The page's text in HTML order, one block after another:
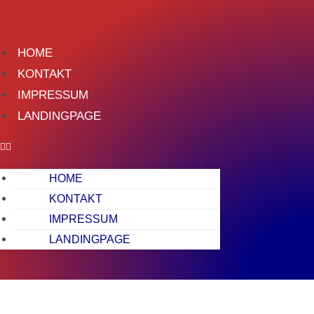
HOME
KONTAKT
IMPRESSUM
LANDINGPAGE
HOME
KONTAKT
IMPRESSUM
LANDINGPAGE